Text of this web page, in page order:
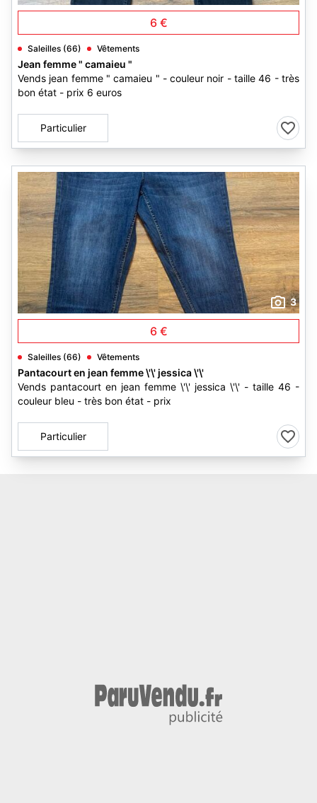
6 €
Saleilles (66) Vêtements
Jean femme " camaieu "
Vends jean femme " camaieu " - couleur noir - taille 46 - très
bon état - prix 6 euros
Particulier
3
6 €
Saleilles (66) Vêtements
Pantacourt en jean femme \'\' jessica \'\'
Vends pantacourt en jean femme \'\' jessica \'\' - taille 46 -
couleur bleu - très bon état - prix
Particulier